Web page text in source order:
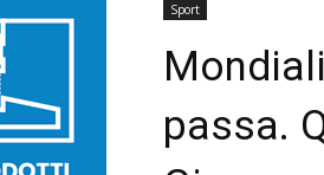
Sport
passa.